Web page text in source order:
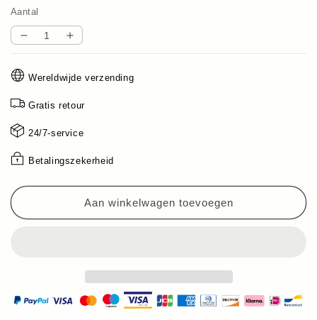
Aantal
Aantal
voor
Multifunctionele
Elektrische
&amp;
Scheerapparaat
Aantal
voor
Multifunctionele
Elektrische
&amp;
Scheerapparaat
Wereldwijde verzending
Gratis retour
24/7-service
Betalingszekerheid
Aan winkelwagen toevoegen